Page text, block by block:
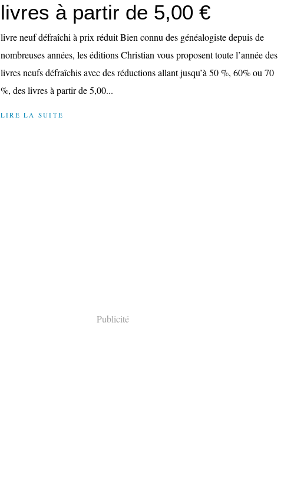
livres à partir de 5,00 €
livre neuf défraîchi à prix réduit Bien connu des généalogiste depuis de
nombreuses années, les éditions Christian vous proposent toute l’année des
livres neufs défraîchis avec des réductions allant jusqu’à 50 %, 60% ou 70
%, des livres à partir de 5,00...
LIRE LA SUITE
Publicité